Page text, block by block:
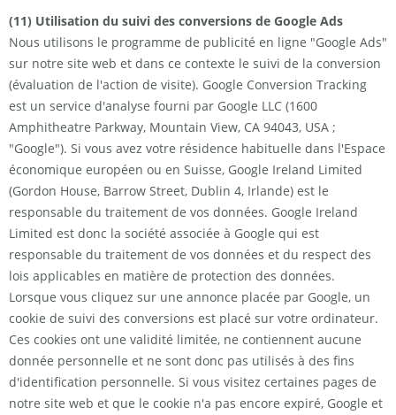
(11) Utilisation du suivi des conversions de Google Ads
Nous utilisons le programme de publicité en ligne "Google Ads"
sur notre site web et dans ce contexte le suivi de la conversion
(évaluation de l'action de visite). Google Conversion Tracking
est un service d'analyse fourni par Google LLC (1600
Amphitheatre Parkway, Mountain View, CA 94043, USA ;
"Google"). Si vous avez votre résidence habituelle dans l'Espace
économique européen ou en Suisse, Google Ireland Limited
(Gordon House, Barrow Street, Dublin 4, Irlande) est le
responsable du traitement de vos données. Google Ireland
Limited est donc la société associée à Google qui est
responsable du traitement de vos données et du respect des
lois applicables en matière de protection des données.
Lorsque vous cliquez sur une annonce placée par Google, un
cookie de suivi des conversions est placé sur votre ordinateur.
Ces cookies ont une validité limitée, ne contiennent aucune
donnée personnelle et ne sont donc pas utilisés à des fins
d'identification personnelle. Si vous visitez certaines pages de
notre site web et que le cookie n'a pas encore expiré, Google et